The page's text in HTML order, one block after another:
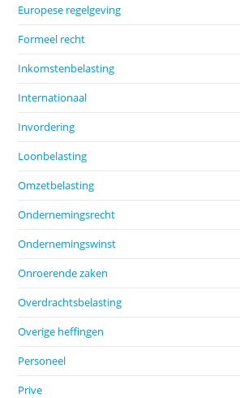
Europese regelgeving
Formeel recht
Inkomstenbelasting
Internationaal
Invordering
Loonbelasting
Omzetbelasting
Ondernemingsrecht
Ondernemingswinst
Onroerende zaken
Overdrachtsbelasting
Overige heffingen
Personeel
Prive